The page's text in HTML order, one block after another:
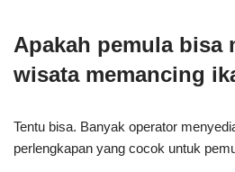
Apakah pemula bisa
wisata memancing
Tentu bisa. Banyak operator
perlengkapan yang cocok untuk